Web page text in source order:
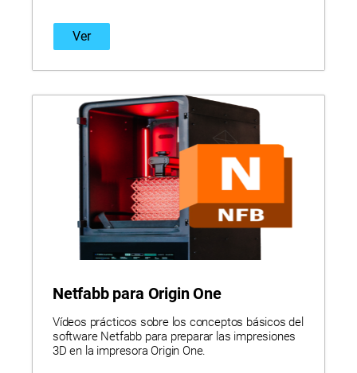
Ver
Netfabb para Origin One
Vídeos prácticos sobre los conceptos básicos del
software Netfabb para preparar las impresiones
3D en la impresora Origin One.